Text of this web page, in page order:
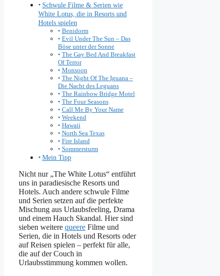
Schwule Filme & Serien wie
White Lotus, die in Resorts und
Hotels spielen
Benidorm
Evil Under The Sun – Das
Böse unter der Sonne
The Gay Bed And Breakfast
Of Terror
Monsoon
The Night Of The Iguana –
Die Nacht des Leguans
The Rainbow Bridge Motel
The Four Seasons
Call Me By Your Name
Weekend
Hawaii
North Sea Texas
Fire Island
Sommersturm
Mein Tipp
Nicht nur „The White Lotus“ entführt
uns in paradiesische Resorts und
Hotels. Auch andere schwule Filme
und Serien setzen auf die perfekte
Mischung aus Urlaubsfeeling, Drama
und einem Hauch Skandal. Hier sind
sieben weitere queere Filme und
Serien, die in Hotels und Resorts oder
auf Reisen spielen – perfekt für alle,
die auf der Couch in
Urlaubsstimmung kommen wollen.